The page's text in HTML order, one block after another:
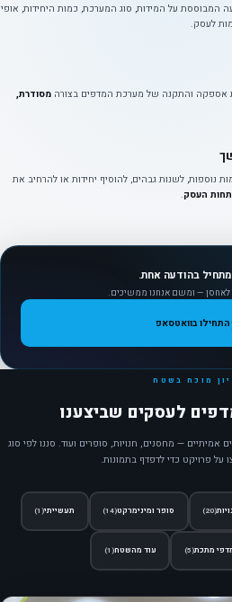
המבוססת על המידות, סוג המערכת, כמות היחידות, אופי
לעסק.
והתקנה של מערכת המדפים בצורה מסודרת,
נוספות, לשנות גבהים, להוסיף יחידות או להרחיב את
העסק.
לאחסן — ומשם אנחנו ממשיכים.
התחילו בוואטסאפ
מוכח בשטח
לעסקים שביצענו
אמיתיים — מחסנים, חנויות, סופרים ועוד. סננו לפי סוג
פרויקט כדי לדפדף בתמונות.
(20) סופר ומינימרקט(14) תעשייתי(1)
מתכת(5) עוד מהשטח(1)